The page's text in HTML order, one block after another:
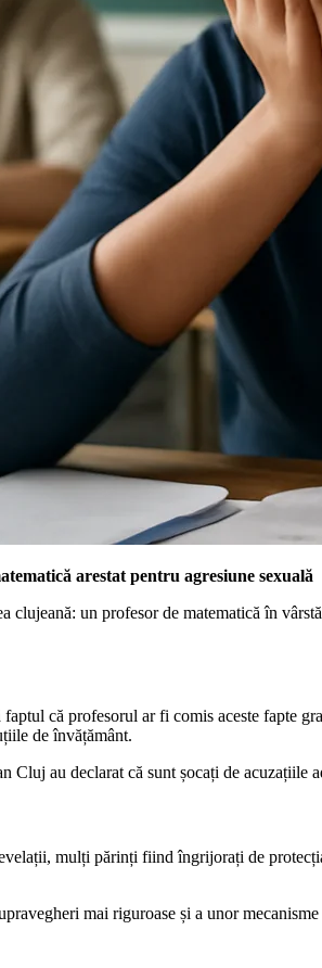
arestat pentru agresiune sexuală
un profesor de matematică în
că profesorul ar fi comis aceste fapte
de învățământ.
Cluj au declarat că sunt șocați de
mulți părinți fiind îngrijorați de
mai riguroase și a unor